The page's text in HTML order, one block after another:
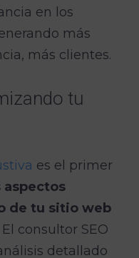
en los
más
más clientes.
tu
es el primer
de tu sitio web
El consultor SEO
detallado